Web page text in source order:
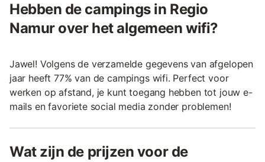
Hebben de campings in Regio
Namur over het algemeen wifi?
Jawel! Volgens de verzamelde gegevens van afgelopen
jaar heeft 77% van de campings wifi. Perfect voor
werken op afstand, je kunt toegang hebben tot jouw e-
mails en favoriete social media zonder problemen!
Wat zijn de prijzen voor de